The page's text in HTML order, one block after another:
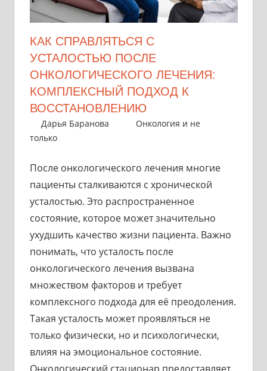
КАК СПРАВЛЯТЬСЯ С
УСТАЛОСТЬЮ ПОСЛЕ
ОНКОЛОГИЧЕСКОГО ЛЕЧЕНИЯ:
КОМПЛЕКСНЫЙ ПОДХОД К
ВОССТАНОВЛЕНИЮ
5 августа 2024
Дарья Баранова
Онкология и не
только
После онкологического лечения многие
пациенты сталкиваются с хронической
усталостью. Это распространенное
состояние, которое может значительно
ухудшить качество жизни пациента. Важно
понимать, что усталость после
онкологического лечения вызвана
множеством факторов и требует
комплексного подхода для её преодоления.
Такая усталость может проявляться не
только физически, но и психологически,
влияя на эмоциональное состояние.
Онкологический стационар предоставляет